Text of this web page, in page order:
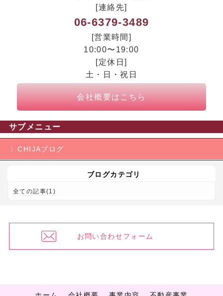
[連絡先]
06-6379-3489
[営業時間]
10:00〜19:00
[定休日]
土・日・祝日
会社概要はこちら
サブメニュー
CHIJAブログ
ブログカテゴリ
全ての記事(1)
お問い合わせフォーム